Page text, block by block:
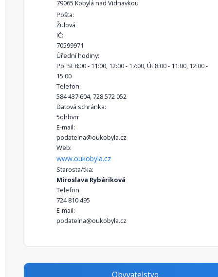
79065 Kobylá nad Vidnavkou
Pošta:
Žulová
IČ:
70599971
Úřední hodiny:
Po, St 8:00 - 11:00, 12:00 - 17:00, Út 8:00 - 11:00, 12:00 -
15:00
Telefon:
584 437 604, 728 572 052
Datová schránka:
5qhbvrr
E-mail:
podatelna@oukobyla.cz
Web:
www.oukobyla.cz
Starosta/tka:
Miroslava Rybáriková
Telefon:
724 810 495
E-mail:
podatelna@oukobyla.cz
Obyvatelstvo